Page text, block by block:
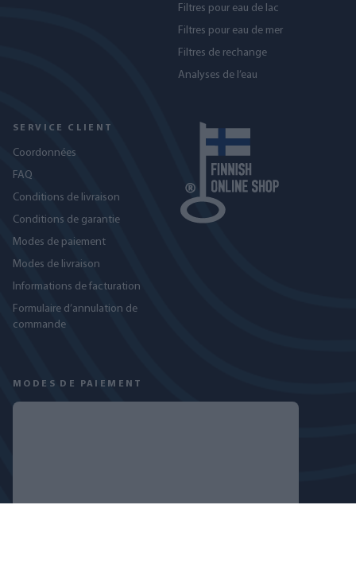
Filtres pour eau de lac
Filtres pour eau de mer
Filtres de rechange
Analyses de l’eau
SERVICE CLIENT
Coordonnées
FAQ
Conditions de livraison
Conditions de garantie
Modes de paiement
Modes de livraison
Informations de facturation
Formulaire d’annulation de
commande
MODES DE PAIEMENT